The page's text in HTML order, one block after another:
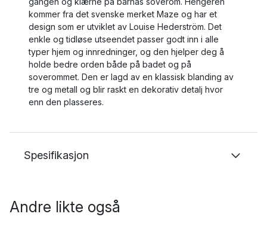
kommer fra det svenske merket Maze og har et
design som er utviklet av Louise Hederström. Det
enkle og tidløse utseendet passer godt inn i alle
typer hjem og innredninger, og den hjelper deg å
holde bedre orden både på badet og på
soverommet. Den er lagd av en klassisk blanding av
tre og metall og blir raskt en dekorativ detalj hvor
enn den plasseres.
Spesifikasjon
Andre likte også